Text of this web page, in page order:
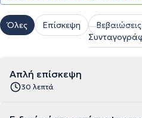
Όλες Επίσκεψη
Απλή επίσκεψη
30 λεπτά